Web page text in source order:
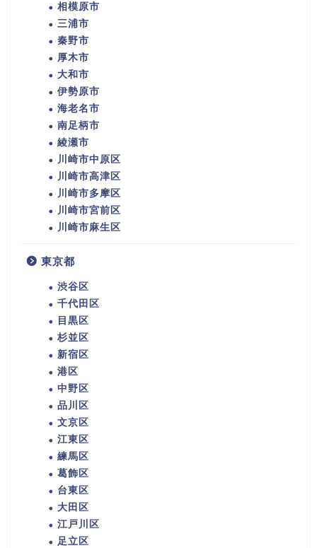
相模原市
三浦市
秦野市
厚木市
大和市
伊勢原市
海老名市
南足柄市
綾瀬市
川崎市中原区
川崎市高津区
川崎市多摩区
川崎市宮前区
川崎市麻生区
東京都
渋谷区
千代田区
目黒区
杉並区
新宿区
港区
中野区
品川区
文京区
江東区
練馬区
葛飾区
台東区
大田区
江戸川区
足立区